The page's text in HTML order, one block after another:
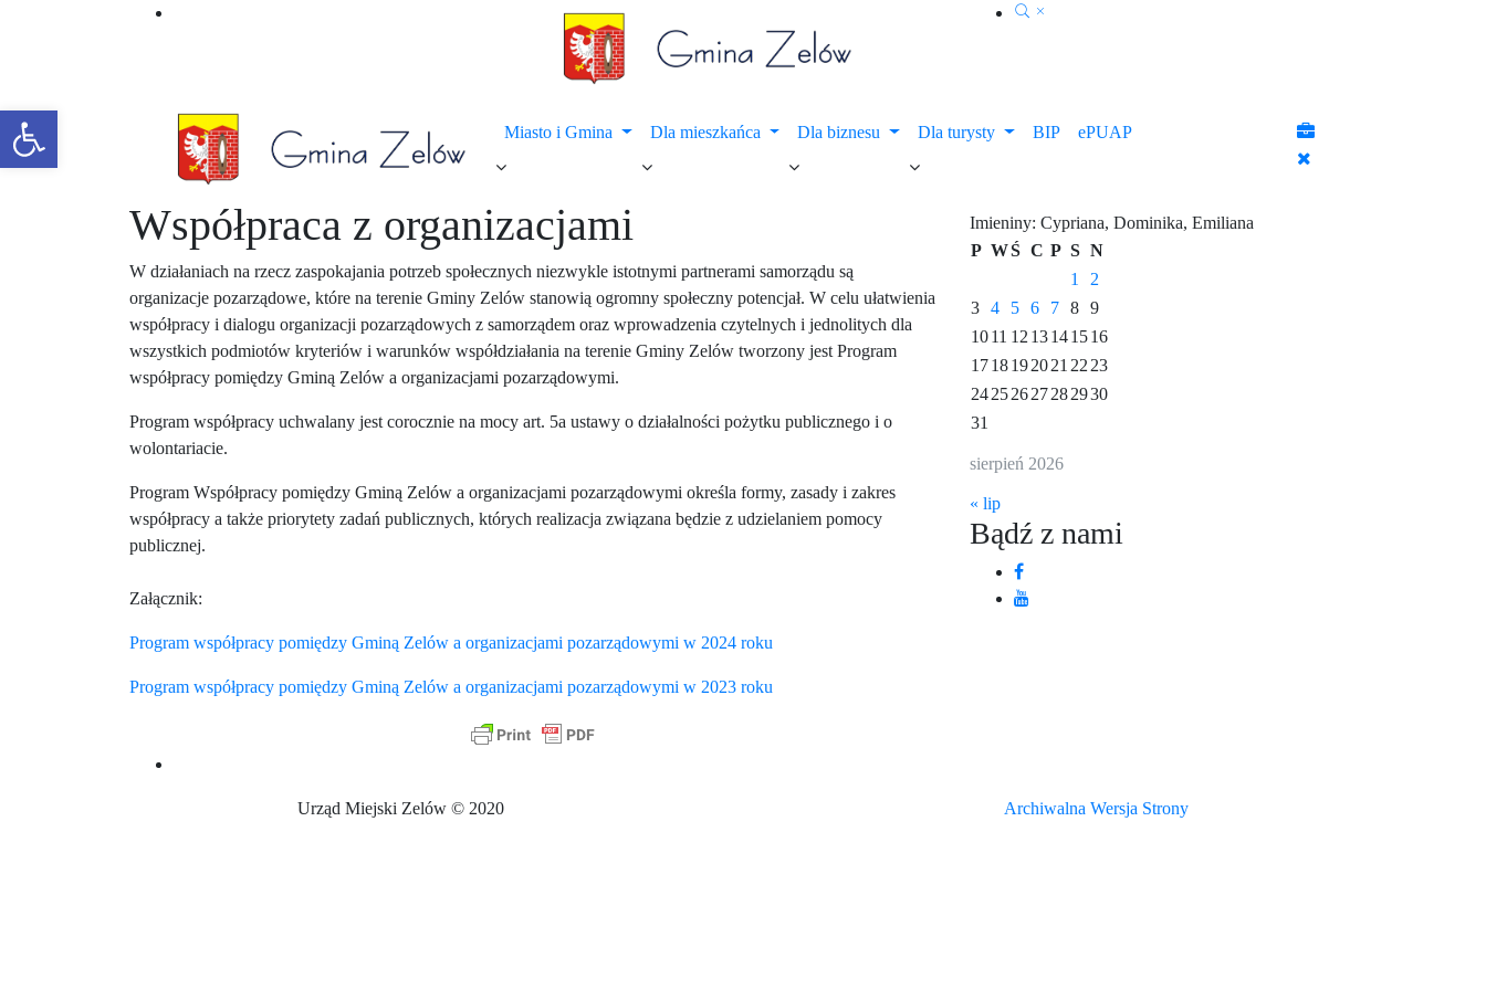
Otwórz pasek narzędzi Miasto i Gmina Dla mieszkańca Dla biznesu Dla turysty BIP ePUAP
Współpraca z organizacjami
W działaniach na rzecz zaspokajania potrzeb społecznych niezwykle istotnymi partnerami samorządu są
organizacje pozarządowe, które na terenie Gminy Zelów stanowią ogromny społeczny potencjał. W celu ułatwienia
współpracy i dialogu organizacji pozarządowych z samorządem oraz wprowadzenia czytelnych i jednolitych dla
wszystkich podmiotów kryteriów i warunków współdziałania na terenie Gminy Zelów tworzony jest Program
współpracy pomiędzy Gminą Zelów a organizacjami pozarządowymi.
Program współpracy uchwalany jest corocznie na mocy art. 5a ustawy o działalności pożytku publicznego i o
wolontariacie.
Program Współpracy pomiędzy Gminą Zelów a organizacjami pozarządowymi określa formy, zasady i zakres
współpracy a także priorytety zadań publicznych, których realizacja związana będzie z udzielaniem pomocy
publicznej.
Załącznik:
Program współpracy pomiędzy Gminą Zelów a organizacjami pozarządowymi w 2024 roku
Program współpracy pomiędzy Gminą Zelów a organizacjami pozarządowymi w 2023 roku
Imieniny: Cypriana, Dominika, Emiliana
sierpień 2026
P WŚ C P S N
1
2
3 4 5 6 7 8 9
1011 12 13141516
1718192021 22 23
24252627282930
31
« lip
Bądź z nami
Urząd Miejski Zelów © 2020 Archiwalna Wersja Strony